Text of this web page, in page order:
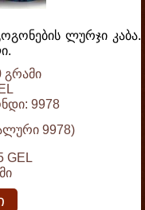
ლურჯი კაბა.
გრამი
9978
9978)
GEL